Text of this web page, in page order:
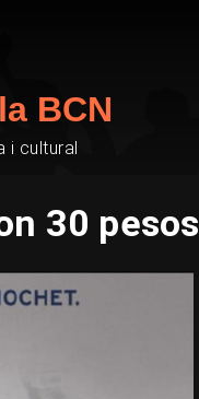
BCN
i cultural
30 pesos